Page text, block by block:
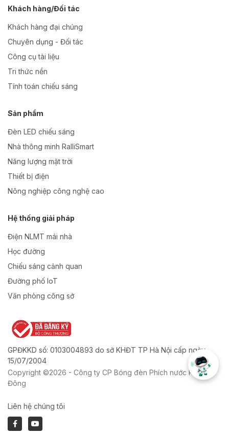
Khách hàng/Đối tác
Khách hàng đại chúng
Chuyên dụng - Đối tác
Công cụ tài liệu
Tri thức nền
Tính toán chiếu sáng
Sản phẩm
Đèn LED chiếu sáng
Nhà thông minh RalliSmart
Năng lượng mặt trời
Thiết bị điện
Nông nghiệp công nghệ cao
Hệ thống giải pháp
Điện NLMT mái nhà
Học đường
Chiếu sáng cảnh quan
Đường phố IoT
Văn phòng công sở
GPĐKKD số: 0103004893 do sở KHĐT TP Hà Nội cấp ngày
15/07/2004
Copyright ©2026 - Công ty CP Bóng đèn Phích nước Rạng
Đông
Liên hệ chúng tôi